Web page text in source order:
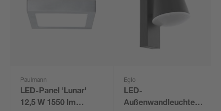
Paulmann
LED-Panel 'Lunar'
12,5 W 1550 lm
Eglo
LED-
Außenwandleuchte